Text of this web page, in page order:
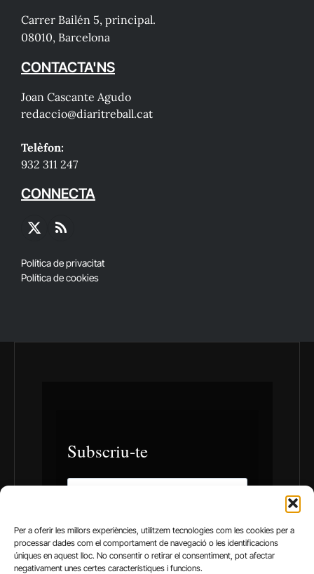
Per a oferir les millors experiències, utilitzem tecnologies com les cookies per a
processar dades com el comportament de navegació o les identificacions
úniques en aquest lloc. No consentir o retirar el consentiment, pot afectar
negativament unes certes característiques i funcions.
Carrer Bailén 5, principal.
08010, Barcelona
CONTACTA'NS
Joan Cascante Agudo
redaccio@diaritreball.cat
Telèfon:
932 311 247
CONNECTA
X
RSS
Política de privacitat
Política de cookies